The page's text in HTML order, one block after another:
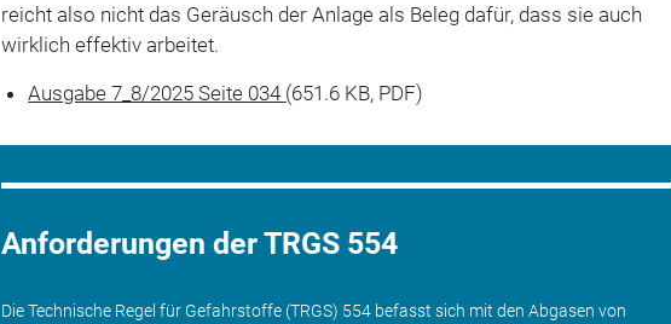
reicht also nicht das Geräusch der Anlage als Beleg dafür, dass sie auch
wirklich effektiv arbeitet.
Ausgabe 7_8/2025 Seite 034 (651.6 KB, PDF)
Anforderungen der TRGS 554
Die Technische Regel für Gefahrstoffe (TRGS) 554 befasst sich mit den Abgasen von